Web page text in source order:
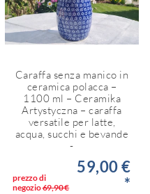
Caraffa senza manico in
ceramica polacca –
1100 ml – Ceramika
Artystyczna – caraffa
versatile per latte,
acqua, succhi e bevande
-
prezzo di
negozio69,90 €
59,00 €
*